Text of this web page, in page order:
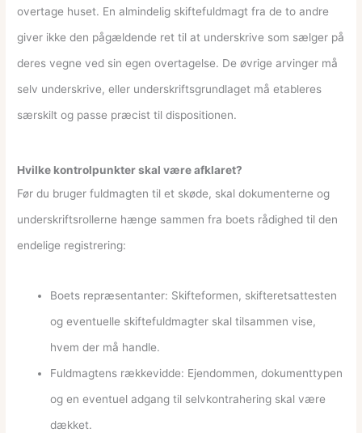
overtage huset. En almindelig skiftefuldmagt fra de to andre
giver ikke den pågældende ret til at underskrive som sælger på
deres vegne ved sin egen overtagelse. De øvrige arvinger må
selv underskrive, eller underskriftsgrundlaget må etableres
særskilt og passe præcist til dispositionen.
Hvilke kontrolpunkter skal være afklaret?
Før du bruger fuldmagten til et skøde, skal dokumenterne og
underskriftsrollerne hænge sammen fra boets rådighed til den
endelige registrering:
Boets repræsentanter: Skifteformen, skifteretsattesten
og eventuelle skiftefuldmagter skal tilsammen vise,
hvem der må handle.
Fuldmagtens rækkevidde: Ejendommen, dokumenttypen
og en eventuel adgang til selvkontrahering skal være
dækket.